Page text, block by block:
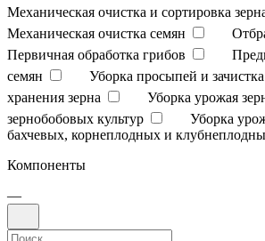
Механическая очистка и сортировка
Механическая очистка семян
Первичная обработка грибов
семян
Уборка просыпей и
хранения зерна
Уборка урожая
зернобобовых культур
Уборка
бахчевых, корнеплодных и
Компоненты
—